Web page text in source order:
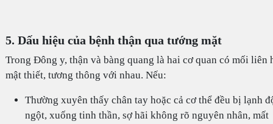
5. Dấu hiệu của bệnh thận qua tướng mặt
Trong Đông y, thận và bàng quang là hai cơ quan có mối liên
mật thiết, tương thông với nhau. Nếu:
Thường xuyên thấy chân tay hoặc cả cơ thể đều bị lạnh
ngột, xuống tinh thần, sợ hãi không rõ nguyên nhân, mất